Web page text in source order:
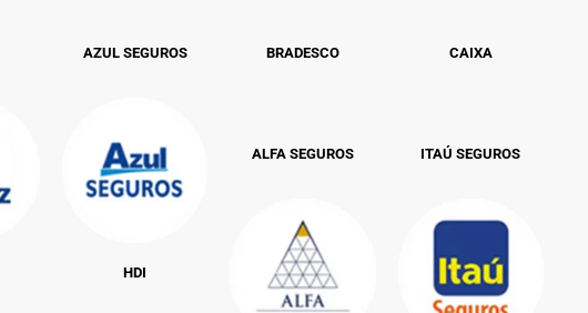
AZUL SEGUROS
HDI
BRADESCO
ALFA SEGUROS
CAIXA
ITAÚ SEGUROS